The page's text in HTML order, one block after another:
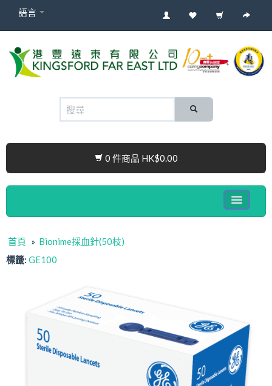
語言
0 件商品 HK$0.00
嬰兒產品
樂齡科技產品
產品保用登記
首頁 » Bionime採血針(50枝)
標籤: GE100